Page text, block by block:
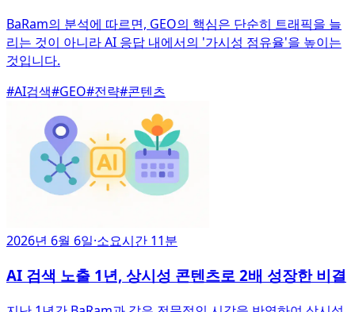
BaRam의 분석에 따르면, GEO의 핵심은 단순히 트래픽을 늘
리는 것이 아니라 AI 응답 내에서의 '가시성 점유율'을 높이는
것입니다.
#AI검색#GEO#전략#콘텐츠
2026년 6월 6일·소요시간 11분
AI 검색 노출 1년, 상시성 콘텐츠로 2배 성장한 비결